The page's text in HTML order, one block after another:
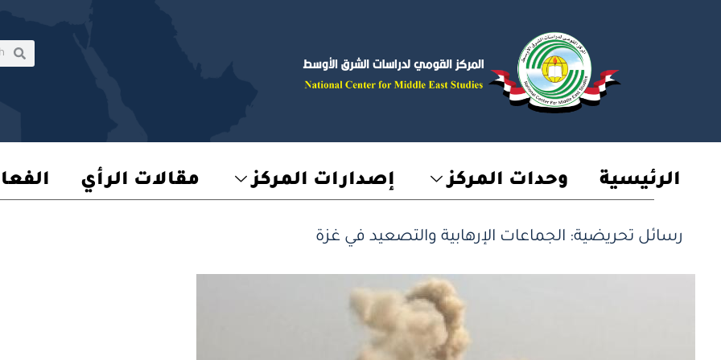
الرئيسية وحدات المركز إصدارات المركز مقالات الرأي
رسائل تحريضية: الجماعات الإرهابية والتصعيد في غزة